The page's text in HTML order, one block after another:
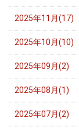
2025年11月(17)
2025年10月(10)
2025年09月(2)
2025年08月(1)
2025年07月(2)